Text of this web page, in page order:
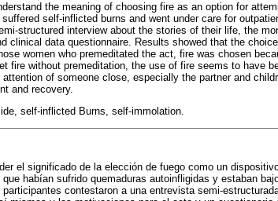
the meaning of choosing fire as an option for
self-inflicted burns and went under care for
structured interview about the stories of their life, the
clinical data questionnaire. Results showed that the
women who premeditated the act, fire was chosen
fire without premeditation, the use of fire seems to have
of someone close, especially the partner and
and recovery.
self-inflicted Burns, self-immolation.
el significado de la elección de fuego como un
habían sufrido quemaduras autoinfligidas y estaban
contestaron a una entrevista semi-